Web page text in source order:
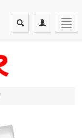
Toggle
navigation
Toggle
search